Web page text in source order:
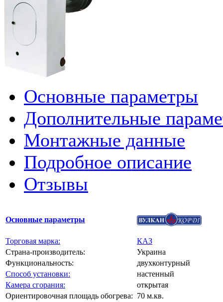
Основные параметры
Дополнительные
Монтажные данные
Подробное описание
Отзывы
Основные параметры
Торговая марка:
КАЗ
Страна-производитель:
Украина
Функциональность:
двухконтурный
Способ установки:
настенный
Камера сгорания:
открытая
Ориентировочная площадь обогрева: 70 м.кв.